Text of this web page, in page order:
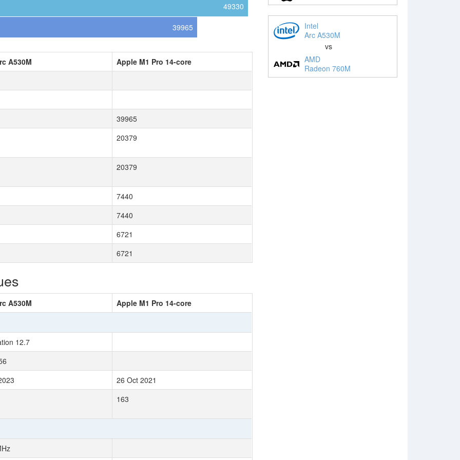
49330
39965
A530M Apple M1 Pro 14-core
39965
20379
20379
7440
7440
6721
6721
A530M Apple M1 Pro 14-core
12.7
26 Oct 2021
163
Intel
Arc A530M
vs
AMD
Radeon 760M